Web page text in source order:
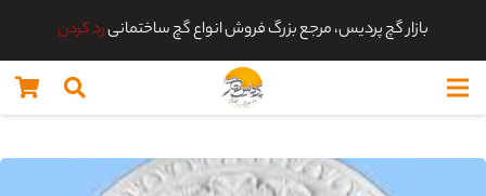
بازار گچ پردیس، مرجع بزرگ فروش انواع گچ ساختمانیرد کردن